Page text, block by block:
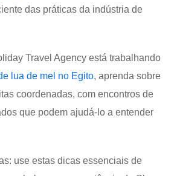
das práticas da indústria de
Travel Agency está trabalhando
lua de mel no Egito, aprenda sobre
coordenadas, com encontros de
que podem ajudá-lo a entender
use estas dicas essenciais de